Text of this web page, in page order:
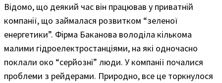
Відомо, що деякий час він працював у приватній
компанії, що займалася розвитком “зеленої
енергетики”. Фірма Баканова володіла кількома
малими гідроелектростанціями, на які одночасно
поклали око “серйозні” люди. У компанії почалися
проблеми з рейдерами. Природно, все це торкнулося